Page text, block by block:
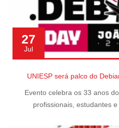
27
Jul
UNIESP será palco do
Evento celebra os 33 anos
profissionais, estudantes